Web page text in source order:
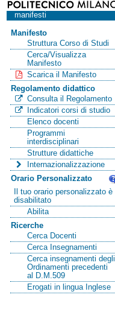
manifesti
Manifesto
Struttura Corso di Studi
Cerca/Visualizza
Manifesto
Scarica il Manifesto
Regolamento didattico
Consulta il Regolamento
Indicatori corsi di studio
Elenco docenti
Programmi
interdisciplinari
Strutture didattiche
Internazionalizzazione
Orario Personalizzato
Il tuo orario personalizzato è
disabilitato
Abilita
Ricerche
Cerca Docenti
Cerca Insegnamenti
Cerca insegnamenti degli
Ordinamenti precedenti
al D.M.509
Erogati in lingua Inglese